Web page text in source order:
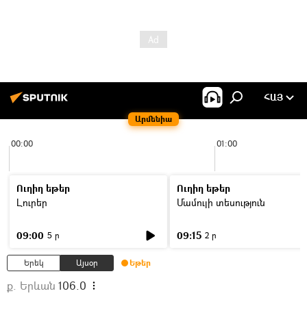
Արմենիա
ՀԱՅ
00:00 01:00
Ուղիղ եթեր
Լուրեր
09:00 5 ր
Ուղիղ եթեր
Մամուլի տեսություն
09:15 2 ր
Երեկ Այսօր Եթեր
ք. Երևան 106.0